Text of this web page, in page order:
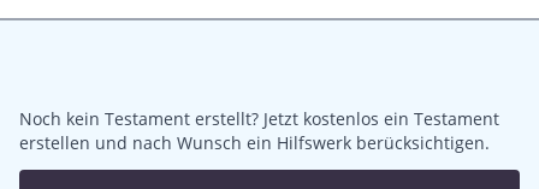
Noch kein Testament erstellt? Jetzt kostenlos ein Testament
erstellen und nach Wunsch ein Hilfswerk berücksichtigen.